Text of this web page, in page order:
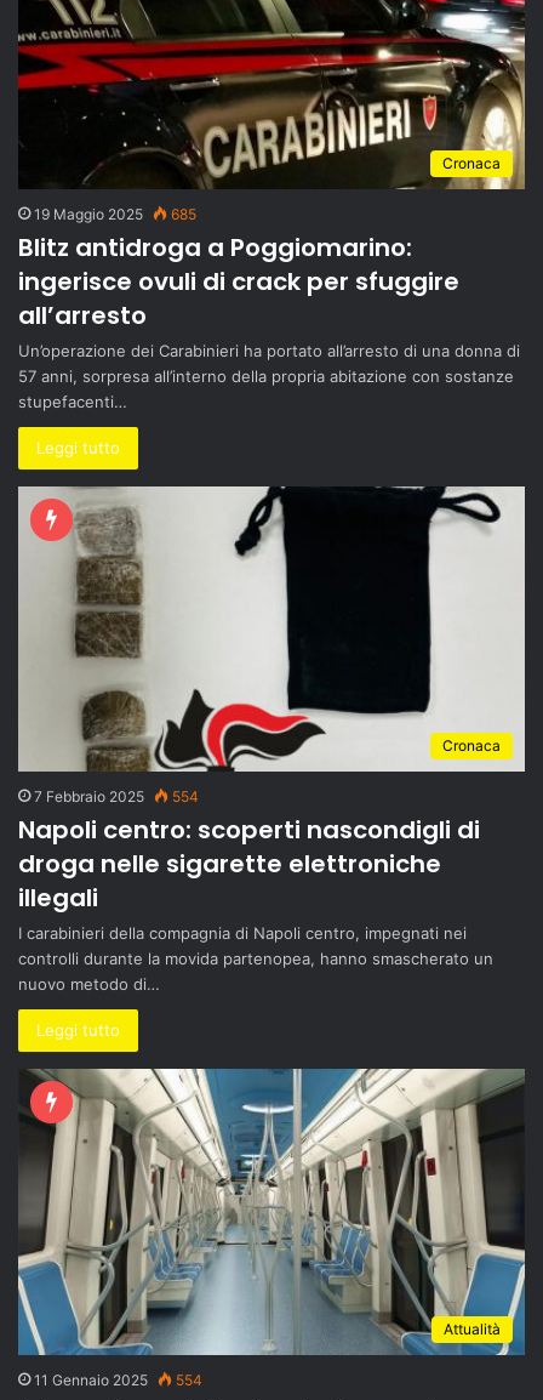
Cronaca
19 Maggio 2025 685
Blitz antidroga a Poggiomarino:
ingerisce ovuli di crack per sfuggire
all’arresto
Un’operazione dei Carabinieri ha portato all’arresto di una donna di
57 anni, sorpresa all’interno della propria abitazione con sostanze
stupefacenti…
Leggi tutto
Cronaca
7 Febbraio 2025 554
Napoli centro: scoperti nascondigli di
droga nelle sigarette elettroniche
illegali
I carabinieri della compagnia di Napoli centro, impegnati nei
controlli durante la movida partenopea, hanno smascherato un
nuovo metodo di…
Leggi tutto
Attualità
11 Gennaio 2025 554